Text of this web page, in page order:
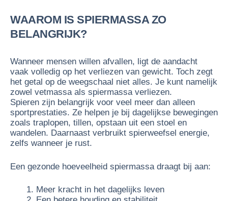
WAAROM IS SPIERMASSA ZO
BELANGRIJK?
Wanneer mensen willen afvallen, ligt de aandacht
vaak volledig op het verliezen van gewicht. Toch zegt
het getal op de weegschaal niet alles. Je kunt namelijk
zowel vetmassa als spiermassa verliezen.
Spieren zijn belangrijk voor veel meer dan alleen
sportprestaties. Ze helpen je bij dagelijkse bewegingen
zoals traplopen, tillen, opstaan uit een stoel en
wandelen. Daarnaast verbruikt spierweefsel energie,
zelfs wanneer je rust.
Een gezonde hoeveelheid spiermassa draagt bij aan:
Meer kracht in het dagelijks leven